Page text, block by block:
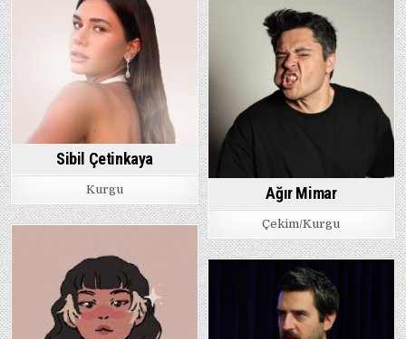
Sibil Çetinkaya
Kurgu Ağır Mimar
Çekim/Kurgu